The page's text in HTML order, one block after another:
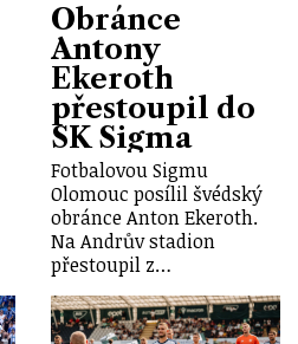
Obránce
Antony
Ekeroth
přestoupil do
SK Sigma
Fotbalovou Sigmu
Olomouc posílil švédský
obránce Anton Ekeroth.
Na Andrův stadion
přestoupil z…